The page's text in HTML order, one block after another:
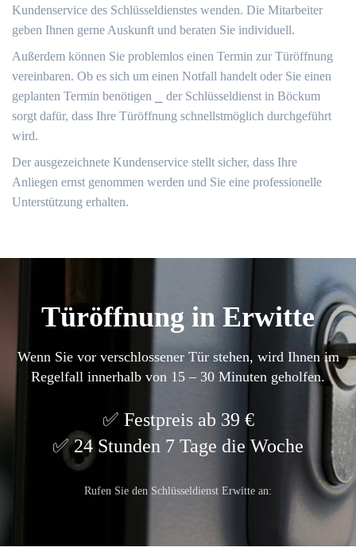
Kundenservice des Schlüsseldienstes wenden.​ Die Mitarbeiter
geben Ihnen gerne Auskunft und beraten Sie individuell.​
Außerdem können Sie problemlos einen Termin zur Türöffnung
vereinbaren.​ Ob es sich um einen Notfall handelt oder Sie einen
geplanten Termin benötigen ⎯ der Schlüsseldienst in Böckum
sorgt dafür, dass Ihre Türöffnung schnellstmöglich durchgeführt
wird.​
Der ausgezeichnete Kundenservice stellt sicher, dass Ihre
Anliegen ernst genommen werden und Sie eine professionelle
Unterstützung erhalten.​
Türöffnung in Erwitte
Wenn Sie vor verschlossener Tür stehen, wird Ihnen im
Regelfall innerhalb von 15 – 30 Minuten geholfen.
Festpreis ab 39 €
24 Stunden 7 Tage die Woche
Rufen Sie den Schlüsseldienst Erwitte an: